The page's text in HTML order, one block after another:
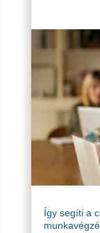
Így segíti a